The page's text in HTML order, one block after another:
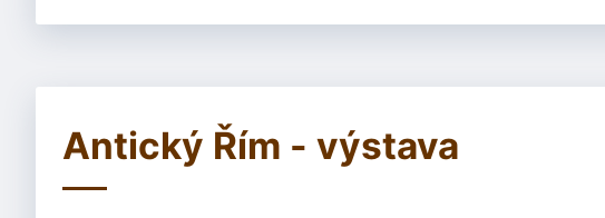
Antický Řím - výstava